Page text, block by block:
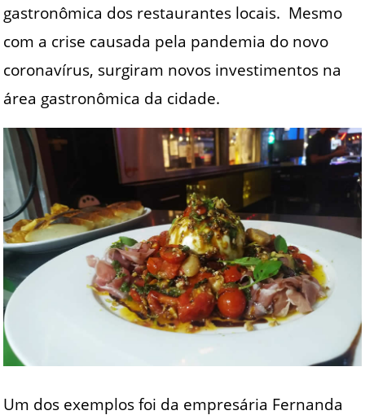
gastronômica dos restaurantes locais. Mesmo
com a crise causada pela pandemia do novo
coronavírus, surgiram novos investimentos na
área gastronômica da cidade.
Um dos exemplos foi da empresária Fernanda